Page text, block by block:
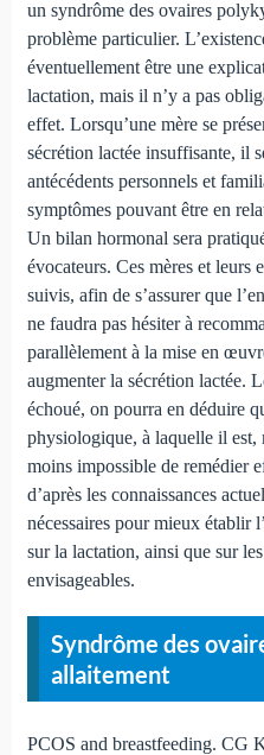
un syndrôme des ovaires
problème particulier.
éventuellement être une
lactation, mais il n’y a pas
effet. Lorsqu’une mère se
sécrétion lactée insuffisante, il
antécédents personnels et
symptômes pouvant être en
Un bilan hormonal sera
évocateurs. Ces mères et leurs
suivis, afin de s’assurer que
ne faudra pas hésiter à
parallèlement à la mise en
augmenter la sécrétion lactée.
échoué, on pourra en déduire
physiologique, à laquelle il est,
moins impossible de remédier
d’après les connaissances
nécessaires pour mieux établir
sur la lactation, ainsi que sur
envisageables.
Syndrôme des
allaitement
PCOS and breastfeeding. CG